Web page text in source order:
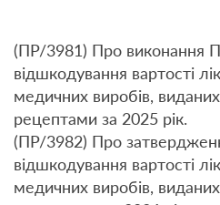
(ПР/3981) Про виконання
відшкодування вартості
медичних виробів,
рецептами за 2025 рік.
(ПР/3982) Про
відшкодування вартості
медичних виробів,